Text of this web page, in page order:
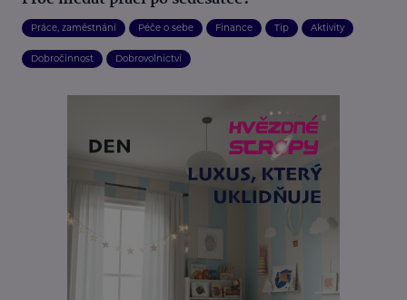
Práce, zaměstnání Péče o sebe Finance Tip Aktivity
Dobročinnost Dobrovolnictví